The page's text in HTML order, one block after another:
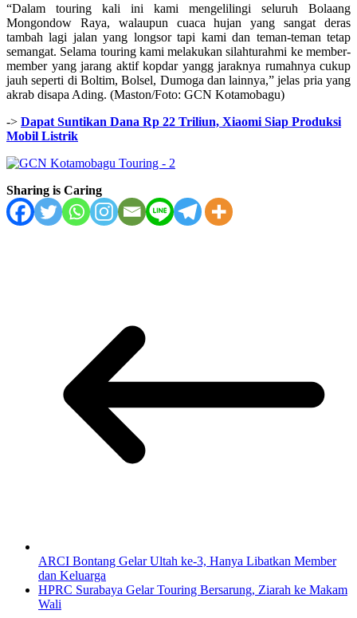
“Dalam touring kali ini kami mengelilingi seluruh Bolaang
Mongondow Raya, walaupun cuaca hujan yang sangat deras
tambah lagi jalan yang longsor tapi kami dan teman-teman tetap
semangat. Selama touring kami melakukan silahturahmi ke member-
member yang jarang aktif kopdar yangg jaraknya rumahnya cukup
jauh seperti di Boltim, Bolsel, Dumoga dan lainnya,” jelas pria yang
akrab disapa Ading. (Maston/Foto: GCN Kotamobagu)
-> Dapat Suntikan Dana Rp 22 Triliun, Xiaomi Siap Produksi
Mobil Listrik
Sharing is Caring
ARCI Bontang Gelar Ultah ke-3, Hanya Libatkan Member
dan Keluarga
HPRC Surabaya Gelar Touring Bersarung, Ziarah ke Makam
Wali